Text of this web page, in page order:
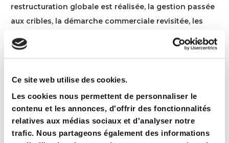
Ce site web utilise des cookies.
Les cookies nous permettent de personnaliser le
contenu et les annonces, d'offrir des fonctionnalités
relatives aux médias sociaux et d'analyser notre
trafic. Nous partageons également des informations
restructuration globale est réalisée, la gestion passée
aux cribles, la démarche commerciale revisitée, les
postes de travail rationalisés et les machines
modernisées. “
Nous avons réfléchi à industrialiser
rester en adéquation avec les attentes de nos clients
imprimeurs et annonceurs car le papier n’est pas mort
!”. précise t-il.“ Nous devons rester dans la course,
trouver de nouveaux débouchés et relais de croissance
pour être opérationnel et incisif dès cette fin d’année”.